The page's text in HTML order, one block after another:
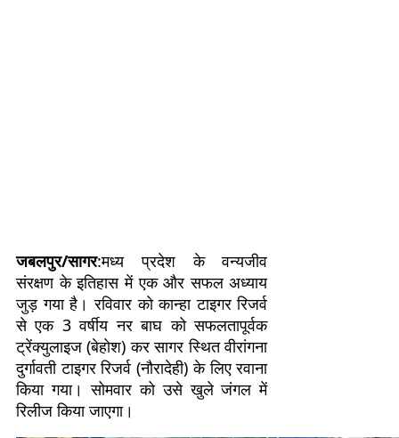
जबलपुर/सागर:मध्य प्रदेश के वन्यजीव
संरक्षण के इतिहास में एक और सफल अध्याय
जुड़ गया है। रविवार को कान्हा टाइगर रिजर्व
से एक 3 वर्षीय नर बाघ को सफलतापूर्वक
ट्रेंक्युलाइज (बेहोश) कर सागर स्थित वीरांगना
दुर्गावती टाइगर रिजर्व (नौरादेही) के लिए रवाना
किया गया। सोमवार को उसे खुले जंगल में
रिलीज किया जाएगा।